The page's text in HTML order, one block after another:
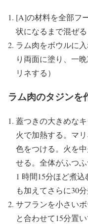
[A]の材料を全部フ
状になるまで混ぜる
ラム肉をボウルに
り両面に塗り、一
リネする）
ラム肉のタジンを
蓋つきの大きめな
火で加熱する。マ
色をつける。火を
せる。全体がふつ
1 時間15分ほど煮
も加えてさらに30
サフランを小さい
と合わせて15分置い